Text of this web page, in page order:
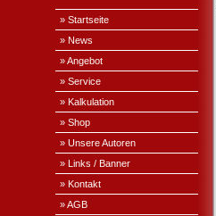
» Startseite
» News
» Angebot
» Service
» Kalkulation
» Shop
» Unsere Autoren
» Links / Banner
» Kontakt
» AGB